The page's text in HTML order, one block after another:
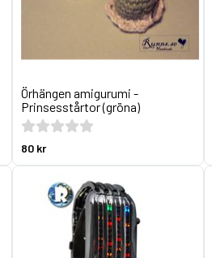
Örhängen amigurumi -
Prinsesstårtor (gröna)
80 kr